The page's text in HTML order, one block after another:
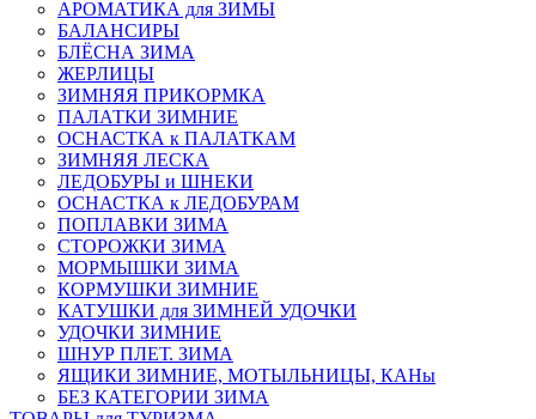
АРОМАТИКА для ЗИМЫ
БАЛАНСИРЫ
БЛЁСНА ЗИМА
ЖЕРЛИЦЫ
ЗИМНЯЯ ПРИКОРМКА
ПАЛАТКИ ЗИМНИЕ
ОСНАСТКА к ПАЛАТКАМ
ЗИМНЯЯ ЛЕСКА
ЛЕДОБУРЫ и ШНЕКИ
ОСНАСТКА к ЛЕДОБУРАМ
ПОПЛАВКИ ЗИМА
СТОРОЖКИ ЗИМА
МОРМЫШКИ ЗИМА
КОРМУШКИ ЗИМНИЕ
КАТУШКИ для ЗИМНЕЙ УДОЧКИ
УДОЧКИ ЗИМНИЕ
ШНУР ПЛЕТ. ЗИМА
ЯЩИКИ ЗИМНИЕ, МОТЫЛЬНИЦЫ, КАНы
БЕЗ КАТЕГОРИИ ЗИМА